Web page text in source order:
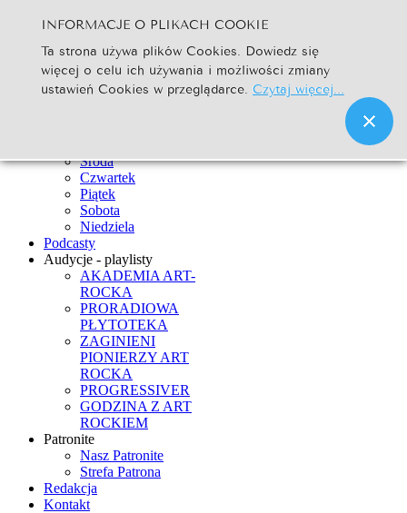
Szukaj... Go
Strona Główna
Newsy
Środa
Czwartek
Piątek
Sobota
Niedziela
Podcasty
Audycje - playlisty
AKADEMIA ART-
ROCKA
PRORADIOWA
PŁYTOTEKA
ZAGINIENI
PIONIERZY ART
ROCKA
PROGRESSIVER
GODZINA Z ART
ROCKIEM
Patronite
Nasz Patronite
Strefa Patrona
Redakcja
Kontakt
INFORMACJE O PLIKACH COOKIE
Ta strona używa plików Cookies. Dowiedz się
więcej o celu ich używania i możliwości zmiany
ustawień Cookies w przeglądarce. Czytaj więcej...